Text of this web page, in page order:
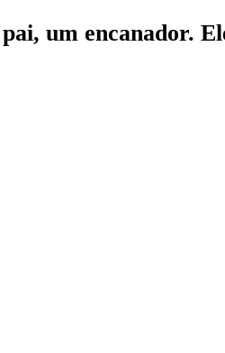
um encanador.